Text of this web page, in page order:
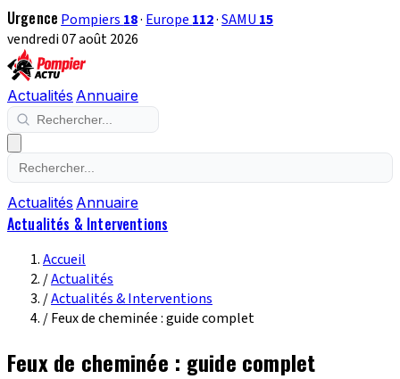
Urgence Pompiers 18· Europe 112·SAMU 15
vendredi 07 août 2026
Actualités Annuaire
Actualités Annuaire
Actualités & Interventions
Accueil
/Actualités
/Actualités & Interventions
/Feux de cheminée : guide complet
Feux de cheminée : guide complet